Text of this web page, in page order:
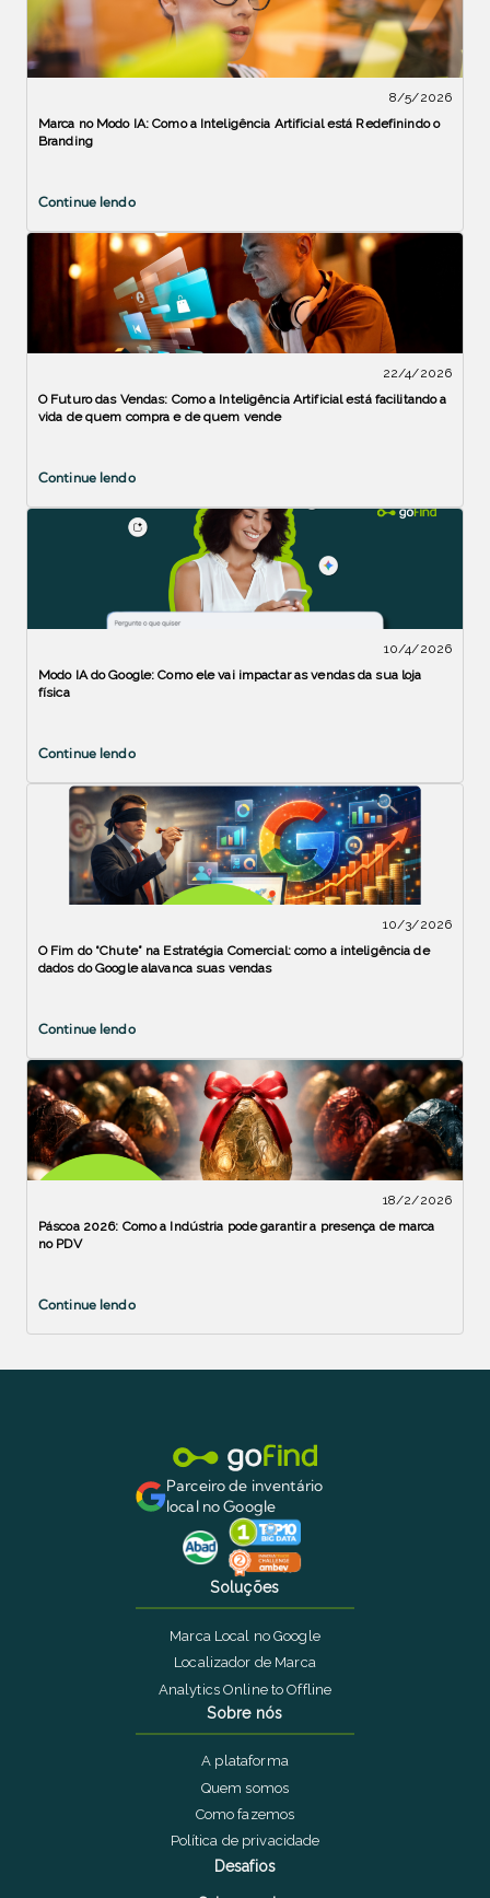
8/5/2026
Marca no Modo IA: Como a Inteligência Artificial está Redefinindo o
Branding
Continue lendo
22/4/2026
O Futuro das Vendas: Como a Inteligência Artificial está facilitando a
vida de quem compra e de quem vende
Continue lendo
10/4/2026
Modo IA do Google: Como ele vai impactar as vendas da sua loja
física
Continue lendo
10/3/2026
O Fim do “Chute” na Estratégia Comercial: como a inteligência de
dados do Google alavanca suas vendas
Continue lendo
18/2/2026
Páscoa 2026: Como a Indústria pode garantir a presença de marca
no PDV
Continue lendo
Parceiro de inventário
local no Google
Soluções
Marca Local no Google
Localizador de Marca
Analytics Online to Offline
Sobre nós
A plataforma
Quem somos
Como fazemos
Política de privacidade
Desafios